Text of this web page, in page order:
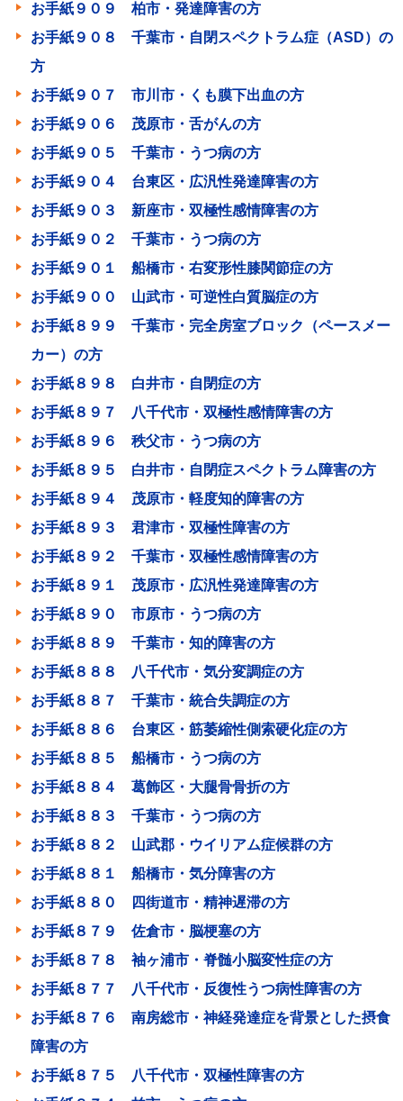
お手紙９０９ 柏市・発達障害の方
お手紙９０８ 千葉市・自閉スペクトラム症（ASD）の
方
お手紙９０７ 市川市・くも膜下出血の方
お手紙９０６ 茂原市・舌がんの方
お手紙９０５ 千葉市・うつ病の方
お手紙９０４ 台東区・広汎性発達障害の方
お手紙９０３ 新座市・双極性感情障害の方
お手紙９０２ 千葉市・うつ病の方
お手紙９０１ 船橋市・右変形性膝関節症の方
お手紙９００ 山武市・可逆性白質脳症の方
お手紙８９９ 千葉市・完全房室ブロック（ペースメー
カー）の方
お手紙８９８ 白井市・自閉症の方
お手紙８９７ 八千代市・双極性感情障害の方
お手紙８９６ 秩父市・うつ病の方
お手紙８９５ 白井市・自閉症スペクトラム障害の方
お手紙８９４ 茂原市・軽度知的障害の方
お手紙８９３ 君津市・双極性障害の方
お手紙８９２ 千葉市・双極性感情障害の方
お手紙８９１ 茂原市・広汎性発達障害の方
お手紙８９０ 市原市・うつ病の方
お手紙８８９ 千葉市・知的障害の方
お手紙８８８ 八千代市・気分変調症の方
お手紙８８７ 千葉市・統合失調症の方
お手紙８８６ 台東区・筋萎縮性側索硬化症の方
お手紙８８５ 船橋市・うつ病の方
お手紙８８４ 葛飾区・大腿骨骨折の方
お手紙８８３ 千葉市・うつ病の方
お手紙８８２ 山武郡・ウイリアム症候群の方
お手紙８８１ 船橋市・気分障害の方
お手紙８８０ 四街道市・精神遅滞の方
お手紙８７９ 佐倉市・脳梗塞の方
お手紙８７８ 袖ヶ浦市・脊髄小脳変性症の方
お手紙８７７ 八千代市・反復性うつ病性障害の方
お手紙８７６ 南房総市・神経発達症を背景とした摂食
障害の方
お手紙８７５ 八千代市・双極性障害の方